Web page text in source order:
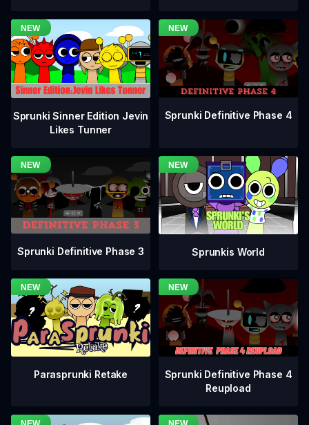
Sprunki Sinner Edition Jevin
Likes Tunner
Sprunki Definitive Phase 4
Sprunki Definitive Phase 3 Sprunkis World
Parasprunki Retake
Sprunki Definitive Phase 4
Reupload